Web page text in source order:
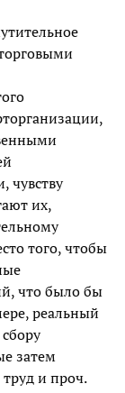
чувству
их,
того, чтобы
что было бы
реальный
затем
и проч.